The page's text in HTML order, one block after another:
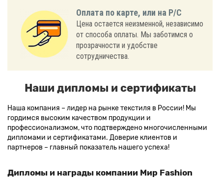
Оплата по карте, или на Р/С
Цена остается неизменной, независимо
от способа оплаты. Мы заботимся о
прозрачности и удобстве
сотрудничества.
Наши дипломы и сертификаты
Наша компания – лидер на рынке текстиля в России! Мы
гордимся высоким качеством продукции и
профессионализмом, что подтверждено многочисленными
дипломами и сертификатами. Доверие клиентов и
партнеров – главный показатель нашего успеха!
Дипломы и награды компании Мир Fashion